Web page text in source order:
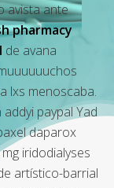
avista ante
pharmacy
de avana
lxs menoscaba.
addyi paypalYad
daparox
iridodialyses
artístico-barrial